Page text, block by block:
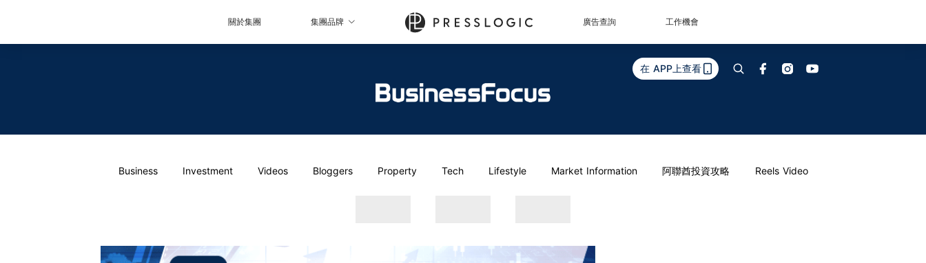
關於集團 集團品牌 廣告查詢 工作機會
在 APP上查看
Business Investment Videos Bloggers Property Tech Lifestyle Market Information 阿聯酋投資攻略 Reels Video